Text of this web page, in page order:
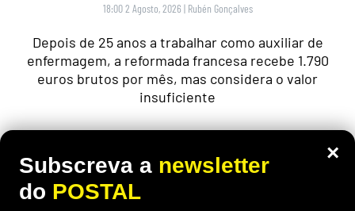
18:00 2 Agosto, 2026 | Rubén Gonçalves
Depois de 25 anos a trabalhar como auxiliar de
enfermagem, a reformada francesa recebe 1.790
euros brutos por mês, mas considera o valor
insuficiente
×
Subscreva a newsletter
do POSTAL